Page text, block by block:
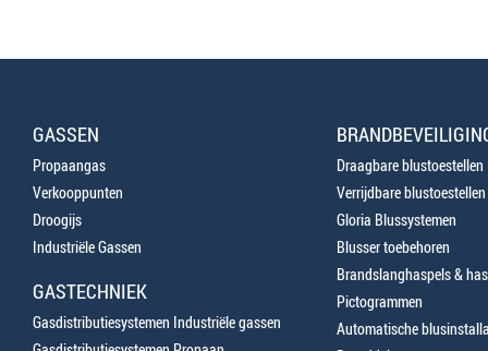
GASSEN
Propaangas
Verkooppunten
Droogijs
Industriële Gassen
GASTECHNIEK
Gasdistributiesystemen Industriële gassen
Draagbare blustoestellen
Verrijdbare blustoestellen
Gloria Blussystemen
Blusser toebehoren
Brandslanghaspels &
Pictogrammen
Automatische